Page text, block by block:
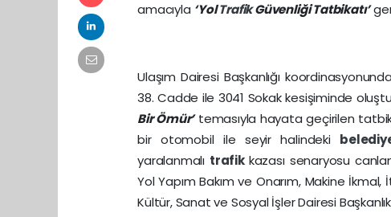
amacıyla ‘YolTrafikGüvenliği Tatbikatı’
Ulaşım Dairesi Başkanlığı
38. Cadde ile 3041 Sokak kesişiminde
Bir Ömür’temasıyla hayata geçirilen
bir otomobil ile seyir halindeki
yaralanmalı trafik kazası senaryosu
Yol Yapım Bakım ve Onarım, Makine
Kültür, Sanat ve Sosyal İşler Dairesi